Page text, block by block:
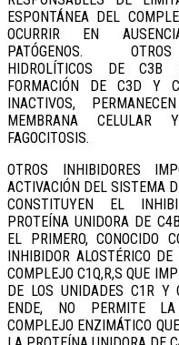
ESPONTÁNEA DEL
OCURRIR EN
PATÓGENOS.
HIDROLÍTICOS DE C3B
FORMACIÓN DE C3D Y
INACTIVOS,
MEMBRANA CELULAR
FAGOCITOSIS.
OTROS INHIBIDORES
ACTIVACIÓN DEL SISTEMA
CONSTITUYEN EL
PROTEÍNA UNIDORA DE
EL PRIMERO, CONOCIDO
INHIBIDOR ALOSTÉRICO
COMPLEJO C1Q,R,S QUE
DE LOS UNIDADES C1R
ENDE, NO PERMITE
COMPLEJO ENZIMÁTICO